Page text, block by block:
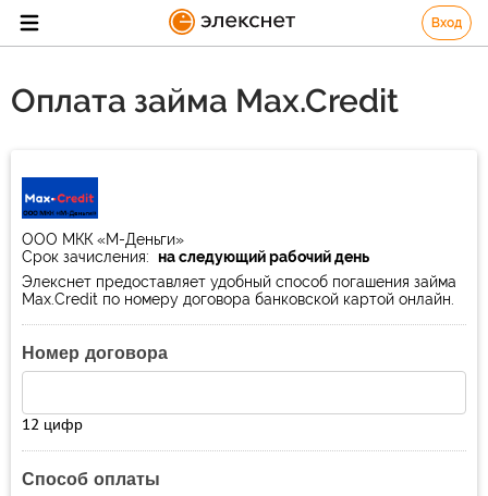
Вход
Оплата займа Max.Credit
ООО МКК «М-Деньги»
Срок зачисления: на следующий рабочий день
Элекснет предоставляет удобный способ погашения займа
Max.Credit по номеру договора банковской картой онлайн.
Номер договора
12 цифр
Способ оплаты